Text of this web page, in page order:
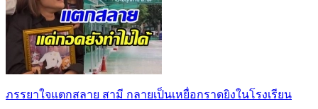
ภรรยาใจแตกสลาย สามี กลายเป็นเหยื่อกราดยิงในโรงเรียน